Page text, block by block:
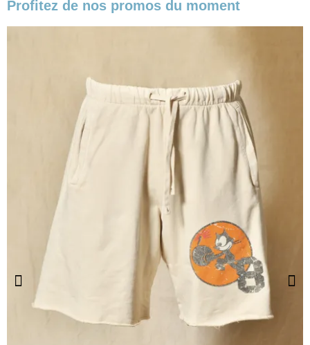
Profitez de nos promos du moment